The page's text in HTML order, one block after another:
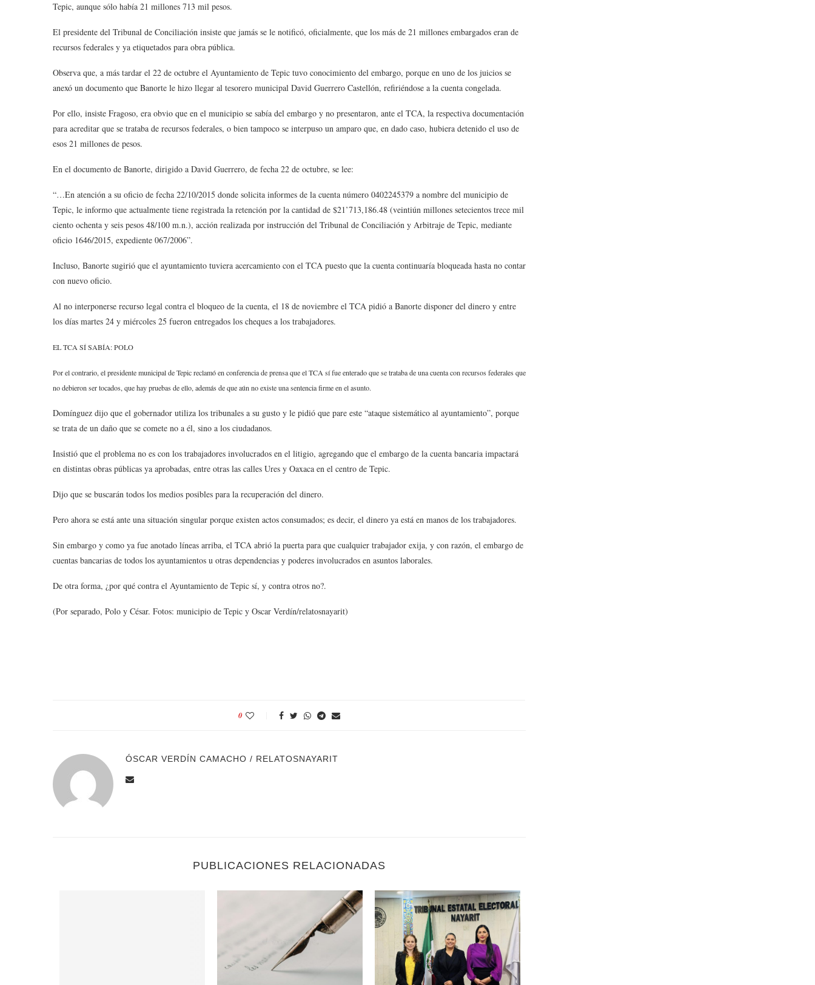
Tepic, aunque sólo había 21 millones 713 mil pesos.
El presidente del Tribunal de Conciliación insiste que jamás se le notificó, oficialmente, que los más de 21 millones embargados eran de
recursos federales y ya etiquetados para obra pública.
Observa que, a más tardar el 22 de octubre el Ayuntamiento de Tepic tuvo conocimiento del embargo, porque en uno de los juicios se
anexó un documento que Banorte le hizo llegar al tesorero municipal David Guerrero Castellón, refiriéndose a la cuenta congelada.
Por ello, insiste Fragoso, era obvio que en el municipio se sabía del embargo y no presentaron, ante el TCA, la respectiva documentación
para acreditar que se trataba de recursos federales, o bien tampoco se interpuso un amparo que, en dado caso, hubiera detenido el uso de
esos 21 millones de pesos.
En el documento de Banorte, dirigido a David Guerrero, de fecha 22 de octubre, se lee:
“…En atención a su oficio de fecha 22/10/2015 donde solicita informes de la cuenta número 0402245379 a nombre del municipio de
Tepic, le informo que actualmente tiene registrada la retención por la cantidad de $21’713,186.48 (veintiún millones setecientos trece mil
ciento ochenta y seis pesos 48/100 m.n.), acción realizada por instrucción del Tribunal de Conciliación y Arbitraje de Tepic, mediante
oficio 1646/2015, expediente 067/2006”.
Incluso, Banorte sugirió que el ayuntamiento tuviera acercamiento con el TCA puesto que la cuenta continuaría bloqueada hasta no contar
con nuevo oficio.
Al no interponerse recurso legal contra el bloqueo de la cuenta, el 18 de noviembre el TCA pidió a Banorte disponer del dinero y entre
los días martes 24 y miércoles 25 fueron entregados los cheques a los trabajadores.
EL TCA SÍ SABÍA: POLO
Por el contrario, el presidente municipal de Tepic reclamó en conferencia de prensa que el TCA sí fue enterado que se trataba de una cuenta con recursos federales que
no debieron ser tocados, que hay pruebas de ello, además de que aún no existe una sentencia firme en el asunto.
Domínguez dijo que el gobernador utiliza los tribunales a su gusto y le pidió que pare este “ataque sistemático al ayuntamiento”, porque
se trata de un daño que se comete no a él, sino a los ciudadanos.
Insistió que el problema no es con los trabajadores involucrados en el litigio, agregando que el embargo de la cuenta bancaria impactará
en distintas obras públicas ya aprobadas, entre otras las calles Ures y Oaxaca en el centro de Tepic.
Dijo que se buscarán todos los medios posibles para la recuperación del dinero.
Pero ahora se está ante una situación singular porque existen actos consumados; es decir, el dinero ya está en manos de los trabajadores.
Sin embargo y como ya fue anotado líneas arriba, el TCA abrió la puerta para que cualquier trabajador exija, y con razón, el embargo de
cuentas bancarias de todos los ayuntamientos u otras dependencias y poderes involucrados en asuntos laborales.
De otra forma, ¿por qué contra el Ayuntamiento de Tepic sí, y contra otros no?.
(Por separado, Polo y César. Fotos: municipio de Tepic y Oscar Verdín/relatosnayarit)
0
ÓSCAR VERDÍN CAMACHO / RELATOSNAYARIT
PUBLICACIONES RELACIONADAS